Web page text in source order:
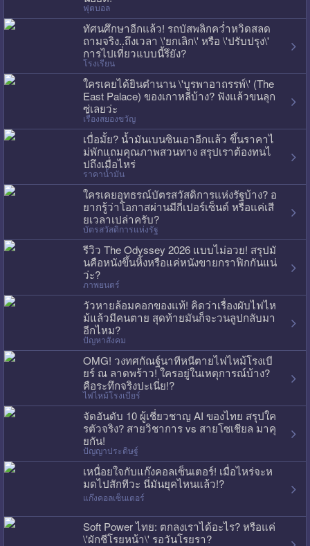
ฟุตบอล
ทัศนศึกษาอีกแล้ว! รถบัสพลิกคว่ำหวิดสลด
ถามจริง..ถึงเวลา \'ยกเลิก\' หรือ \'ปรับปรุง\'
การไปเที่ยวแบบนี้รึยัง?
โรงเรียน
ใครเคยได้ยินตำนาน \'บูรพาอาถรรพ์\' (The
East Palace) ของเกาหลีบ้าง? ฟังแล้วขนลุก
ซู่เลยว่ะ
เรื่องสยองขวัญ
เบื่อมั้ย? น้ำมันเบนซินเอาอีกแล้ว ขึ้นราคาไ
ม่พักแถมคุณภาพสวนทาง สรุปเราต้องทนไ
ปถึงเมื่อไหร่
ราคาน้ำมัน
ใครเคยอุทธรณ์บัตรสวัสดิการแห่งรัฐบ้าง? อ
ยากรู้ว่าโอกาสผ่านมีกี่เปอร์เซ็นต์ หรือแค่เสี
ยเวลาเปล่าครับ?
บัตรสวัสดิการแห่งรัฐ
รีวิว The Odyssey 2026 แบบไม่อวย! สรุปมั
นคือหนังขึ้นหิ้งหรือแค่หนังขายกราฟิกกันแน่
ว่ะ?
ภาพยนตร์
วัวหายล้อมคอกของแท้! คิดว่าเรื่องผับไฟไห
ม้แล้วมีคนตาย สุดท้ายมันก็จะวนลูปกลับมา
อีกไหม?
ปัญหาสังคม
OMG! วงทศกัณฐ์นาทีหนีตายไฟไหม้โรงเบี
ยร์ ณ ลาดพร้าว! ใครอยู่ในเหตุการณ์บ้าง?
คือระทึกจริงปะเนี่ย!?
ไฟไหม้โรงเบียร์
จัดอันดับ 10 ผู้เชี่ยวชาญ AI ของไทย สรุปใค
รตัวจริง? สายวิชาการ vs สายโซเชียล มาคุ
ยกัน!
ปัญญาประดิษฐ์
เหนื่อยใจกับแก๊งคอลเซ็นเตอร์! เมื่อไหร่จะห
มดไปสักทีวะ นี่มันยุคไหนแล้ว!?
แก๊งคอลเซ็นเตอร์
Soft Power ไทย: ตกลงเราได้อะไร? หรือแค่
\'ผักชีโรยหน้า\' รอวันโรยรา?